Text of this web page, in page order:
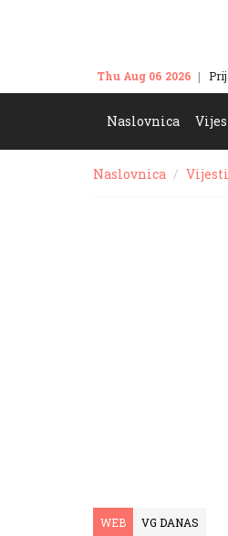
Thu Aug 06 2026
Naslovnica
Naslovnica Vijesti
WEB VG DANAS